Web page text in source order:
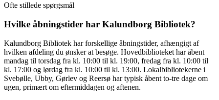
Ofte stillede spørgsmål
Hvilke åbningstider har Kalundborg Bibliotek?
Kalundborg Bibliotek har forskellige åbningstider, afhængigt af
hvilken afdeling du ønsker at besøge. Hovedbiblioteket har åbent
mandag til torsdag fra kl. 10:00 til kl. 19:00, fredag fra kl. 10:00 til
kl. 17:00 og lørdag fra kl. 10:00 til kl. 13:00. Lokalbibliotekerne i
Svebølle, Ubby, Gørlev og Reersø har typisk åbent to-tre dage om
ugen, primært om eftermiddagen og aftenen.